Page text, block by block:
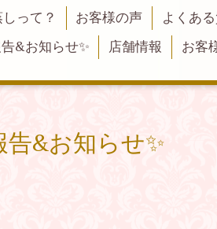
って？ お客様の声 よくあ
&お知らせ✨ 店舗情報 お客
告&お知らせ✨